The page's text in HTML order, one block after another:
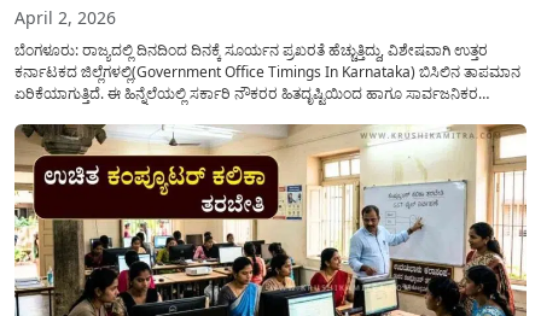
April 2, 2026
ಬೆಂಗಳೂರು: ರಾಜ್ಯದಲ್ಲಿ ದಿನದಿಂದ ದಿನಕ್ಕೆ ಸೂರ್ಯನ ಪ್ರಖರತೆ ಹೆಚ್ಚುತ್ತಿದ್ದು, ವಿಶೇಷವಾಗಿ ಉತ್ತರ
ಕರ್ನಾಟಕದ ಜಿಲ್ಲೆಗಳಲ್ಲಿ(Government Office Timings In Karnataka) ಬಿಸಿಲಿನ ತಾಪಮಾನ
ಏರಿಕೆಯಾಗುತ್ತಿದೆ. ಈ ಹಿನ್ನೆಲೆಯಲ್ಲಿ ಸರ್ಕಾರಿ ನೌಕರರ ಹಿತದೃಷ್ಟಿಯಿಂದ ಹಾಗೂ ಸಾರ್ವಜನಿಕರ
ಮತ್ತು ಕಲ್ಯಾಣ ಕರ್ನಾಟಕದ ಒಟ್ಟು 9 ಜಿಲ್ಲೆಗಳಲ್ಲಿ ಏಪ್ರಿಲ್...